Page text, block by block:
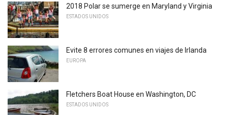
2018 Polar se sumerge en Maryland y Virginia
ESTADOS UNIDOS
Evite 8 errores comunes en viajes de Irlanda
EUROPA
Fletchers Boat House en Washington, DC
ESTADOS UNIDOS